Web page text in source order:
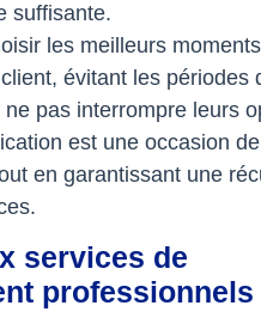
suffisante.
les meilleurs
évitant les périodes
pas interrompre leurs
est une occasion
en garantissant une
services de
professionnels